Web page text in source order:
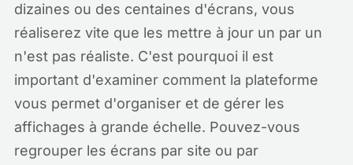
dizaines ou des centaines d'écrans, vous
réaliserez vite que les mettre à jour un par un
n'est pas réaliste. C'est pourquoi il est
important d'examiner comment la plateforme
vous permet d'organiser et de gérer les
affichages à grande échelle. Pouvez-vous
regrouper les écrans par site ou par